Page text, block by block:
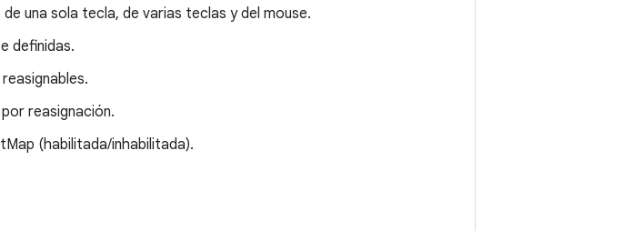
una sola tecla, de varias teclas y del mouse.
definidas.
reasignación.
(habilitada/inhabilitada).